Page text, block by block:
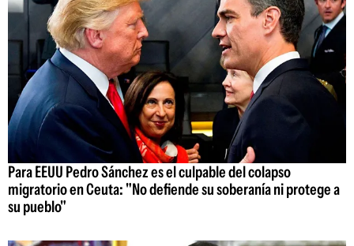
Para EEUU Pedro Sánchez es el culpable del colapso
migratorio en Ceuta: "No defiende su soberanía ni protege a
su pueblo"